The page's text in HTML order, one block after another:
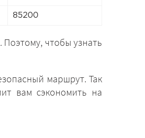
85200
Поэтому, чтобы узнать
маршрут. Так
вам сэкономить на